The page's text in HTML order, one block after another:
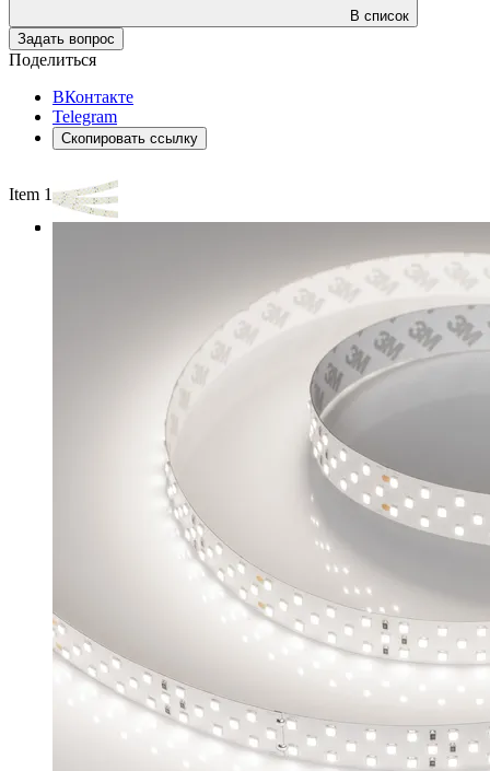
В список
Задать вопрос
Поделиться
ВКонтакте
Telegram
Скопировать ссылку
Item 1 of 3